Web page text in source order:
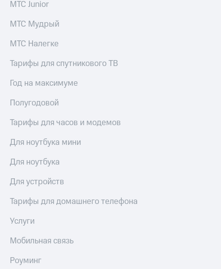
МТС Junior
МТС Мудрый
МТС Налегке
Тарифы для спутникового ТВ
Год на максимуме
Полугодовой
Тарифы для часов и модемов
Для ноутбука мини
Для ноутбука
Для устройств
Тарифы для домашнего телефона
Услуги
Мобильная связь
Роуминг